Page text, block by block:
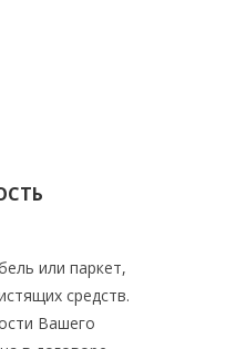
или паркет,
средств.
Вашего